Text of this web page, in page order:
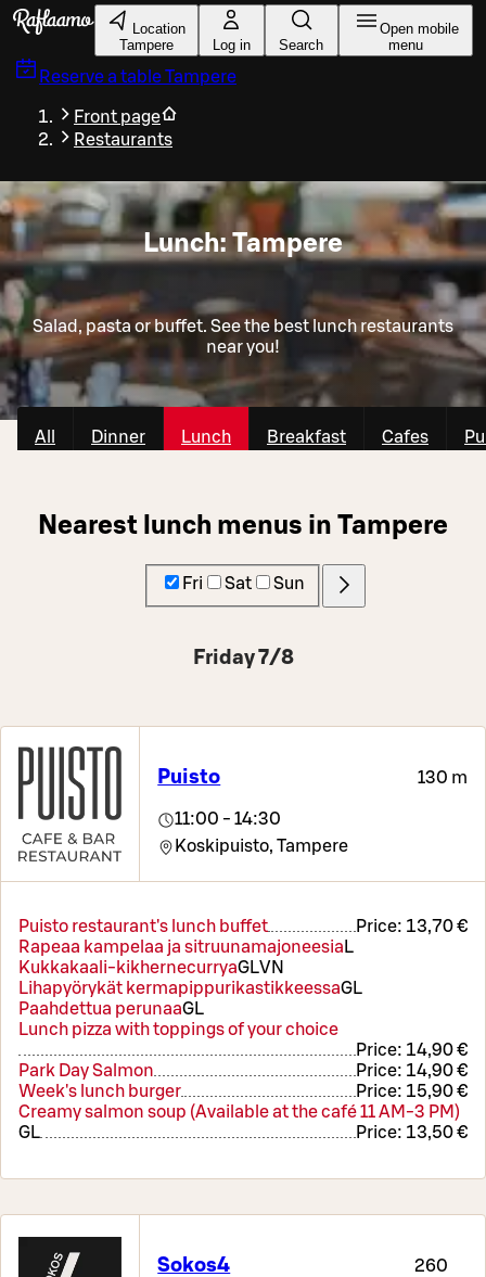
Skip to main content
Location
Tampere
Log in Search
Open mobile
menu
Reserve a tableTampere
Front page
Restaurants
Lunch: Tampere
Salad, pasta or buffet. See the best lunch restaurants
near you!
All Dinner Lunch Breakfast Cafes
Nearest lunch menus in Tampere
Fri Sat Sun
Friday 7/8
Puisto 130 m
11:00 - 14:30
Koskipuisto, Tampere
Puisto restaurant's lunch buffet Price: 13,70 €
Rapeaa kampelaa ja sitruunamajoneesia L
Kukkakaali-kikhernecurryaGLVN
Lihapyörykät kermapippurikastikkeessaGL
Paahdettua perunaaGL
Lunch pizza with toppings of your choice
Price: 14,90 €
Park Day Salmon
Price: 14,90 €
Week's lunch burger
Price: 15,90 €
Creamy salmon soup (Available at the café 11 AM-3 PM)
GL Price: 13,50 €
Sokos4
260